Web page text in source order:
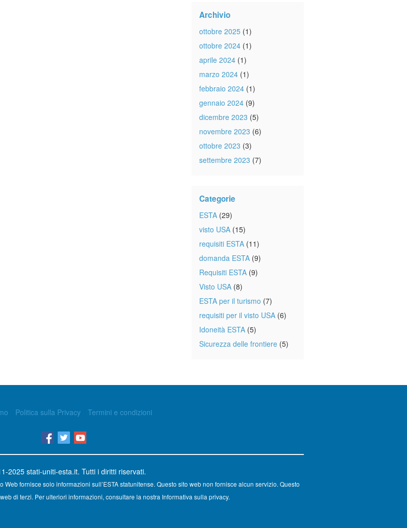
Archivio
ottobre 2025 (1)
ottobre 2024 (1)
aprile 2024 (1)
marzo 2024 (1)
febbraio 2024 (1)
gennaio 2024 (9)
dicembre 2023 (5)
novembre 2023 (6)
ottobre 2023 (3)
settembre 2023 (7)
Categorie
ESTA (29)
visto USA (15)
requisiti ESTA (11)
domanda ESTA (9)
Requisiti ESTA (9)
Visto USA (8)
ESTA per il turismo (7)
requisiti per il visto USA (6)
Idoneità ESTA (5)
Sicurezza delle frontiere (5)
Politica sulla Privacy Termini e condizioni
2025 stati-uniti-esta.it. Tutti i diritti riservati.
fornisce solo informazioni sull’ESTA statunitense. Questo sito web non fornisce alcun servizio. Questo
di terzi. Per ulteriori informazioni, consultare la nostra Informativa sulla privacy.